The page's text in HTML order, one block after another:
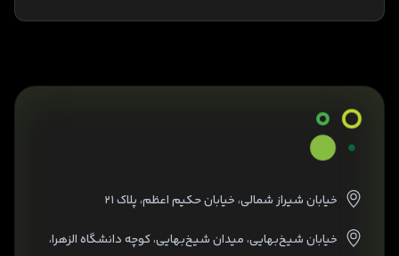
خیابان شیراز شمالی، خیابان حکیم اعظم، پلاک ۲۱
خیابان شیخ‌بهایی، میدان شیخ‌بهایی، کوچه دانشگاه الزهرا،